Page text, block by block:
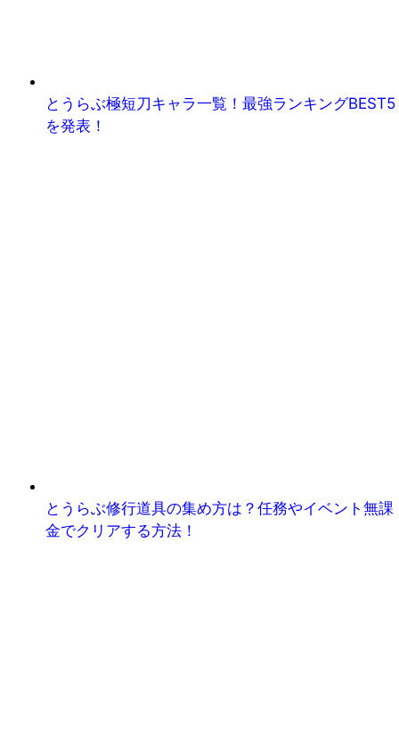
とうらぶ極短刀キャラ一覧！最強ランキングBEST5
を発表！
とうらぶ修行道具の集め方は？任務やイベント無課
金でクリアする方法！